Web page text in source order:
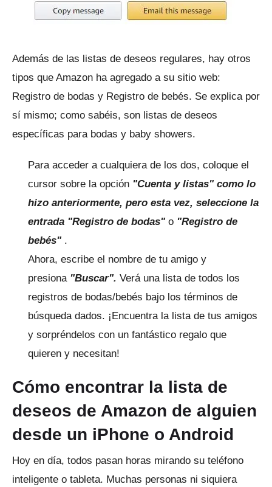
Además de las listas de deseos regulares, hay otros
tipos que Amazon ha agregado a su sitio web:
Registro de bodas y Registro de bebés. Se explica por
sí mismo; como sabéis, son listas de deseos
específicas para bodas y baby showers.
Para acceder a cualquiera de los dos, coloque el
cursor sobre la opción "Cuenta y listas" como lo
hizo anteriormente, pero esta vez, seleccione la
entrada "Registro de bodas" o "Registro de
bebés" .
Ahora, escribe el nombre de tu amigo y
presiona "Buscar". Verá una lista de todos los
registros de bodas/bebés bajo los términos de
búsqueda dados. ¡Encuentra la lista de tus amigos
y sorpréndelos con un fantástico regalo que
quieren y necesitan!
Cómo encontrar la lista de
deseos de Amazon de alguien
desde un iPhone o Android
Hoy en día, todos pasan horas mirando su teléfono
inteligente o tableta. Muchas personas ni siquiera